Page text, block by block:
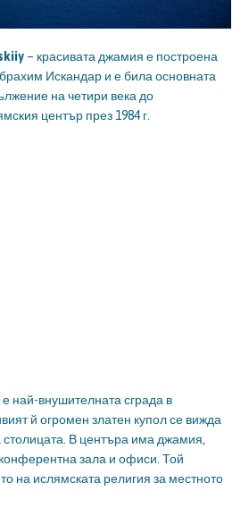
– красивата джамия е построена
Искандар и е била основната
на четири века до
център през 1984 г.
е най-внушителната сграда в
й огромен златен купол се вижда
В центъра има джамия,
зала и офиси. Той
на ислямската религия за местното